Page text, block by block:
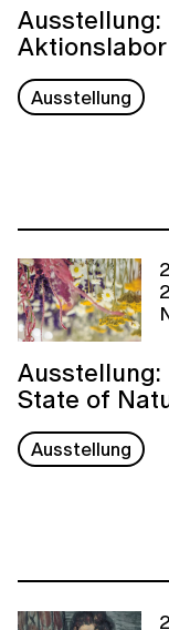
Ausstellung:
Ausstellung
Ausstellung:
State of
Ausstellung